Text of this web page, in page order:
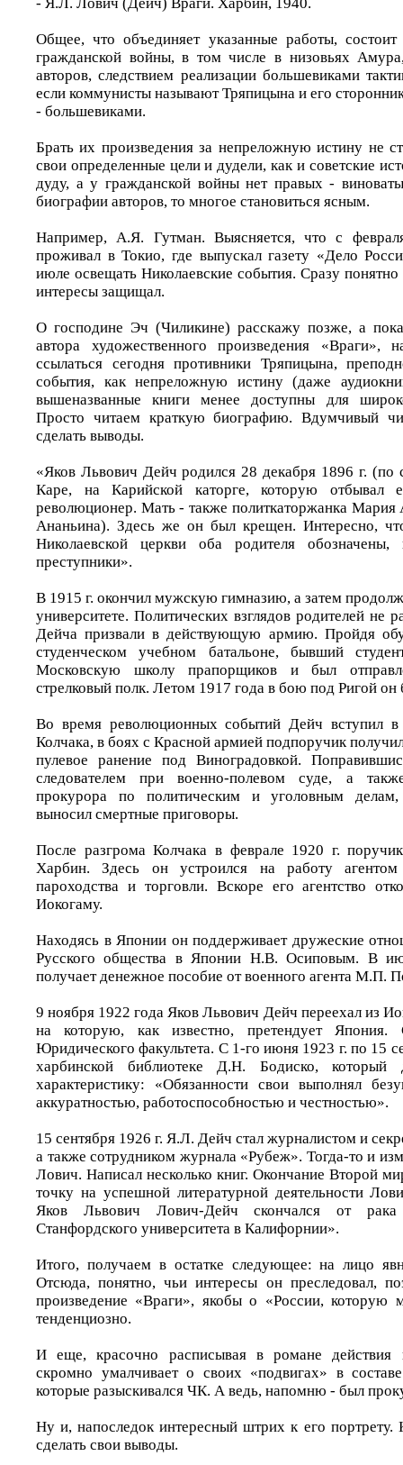
Общее, что объединяет указанные работы,
гражданской войны, в том числе в низовьях
авторов, следствием реализации большевиками
если коммунисты называют Тряпицына и его
- большевиками.
Брать их произведения за непреложную истину не
свои определенные цели и дудели, как и советские
дуду, а у гражданской войны нет правых -
биографии авторов, то многое становиться ясным.
Например, А.Я. Гутман. Выясняется, что с
проживал в Токио, где выпускал газету «Дело
июле освещать Николаевские события. Сразу понятно
интересы защищал.
О господине Эч (Чиликине) расскажу позже, а
автора художественного произведения «Враги»,
ссылаться сегодня противники Тряпицына,
события, как непреложную истину (даже
вышеназванные книги менее доступны для
Просто читаем краткую биографию. Вдумчивый
сделать выводы.
«Яков Львович Дейч родился 28 декабря 1896 г. (по
Каре, на Карийской каторге, которую отбывал
революционер. Мать - также политкаторжанка Мария
Ананьина). Здесь же он был крещен. Интересно,
Николаевской церкви оба родителя обозначены,
преступники».
В 1915 г. окончил мужскую гимназию, а затем
университете. Политических взглядов родителей не
Дейча призвали в действующую армию. Пройдя
студенческом учебном батальоне, бывший
Московскую школу прапорщиков и был
стрелковый полк. Летом 1917 года в бою под Ригой он
Во время революционных событий Дейч вступил
Колчака, в боях с Красной армией подпоручик
пулевое ранение под Виноградовкой.
следователем при военно-полевом суде, а
прокурора по политическим и уголовным делам,
выносил смертные приговоры.
После разгрома Колчака в феврале 1920 г.
Харбин. Здесь он устроился на работу
пароходства и торговли. Вскоре его агентство
Иокогаму.
Находясь в Японии он поддерживает дружеские
Русского общества в Японии Н.В. Осиповым. В
получает денежное пособие от военного агента М.П.
9 ноября 1922 года Яков Львович Дейч переехал из
на которую, как известно, претендует Япония.
Юридического факультета. С 1-го июня 1923 г. по 15
харбинской библиотеке Д.Н. Бодиско,
характеристику: «Обязанности свои выполнял
аккуратностью, работоспособностью и честностью».
15 сентября 1926 г. Я.Л. Дейч стал журналистом и
а также сотрудником журнала «Рубеж». Тогда-то и
Лович. Написал несколько книг. Окончание Второй
точку на успешной литературной деятельности
Яков Львович Лович-Дейч скончался от
Станфордского университета в Калифорнии».
Итого, получаем в остатке следующее: на лицо
Отсюда, понятно, чьи интересы он преследовал,
произведение «Враги», якобы о «России, которую
тенденциозно.
И еще, красочно расписывая в романе действия
скромно умалчивает о своих «подвигах» в
которые разыскивался ЧК. А ведь, напомню - был
Ну и, напоследок интересный штрих к его портрету.
сделать свои выводы.